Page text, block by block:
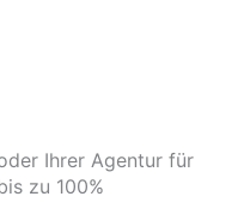
Ihrer Agentur für
zu 100%